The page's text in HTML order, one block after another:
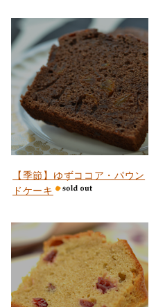
【季節】ゆずココア・パウン
ドケーキ